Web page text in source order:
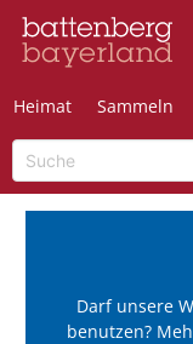
Heimat Sammeln
Darf unsere
benutzen?